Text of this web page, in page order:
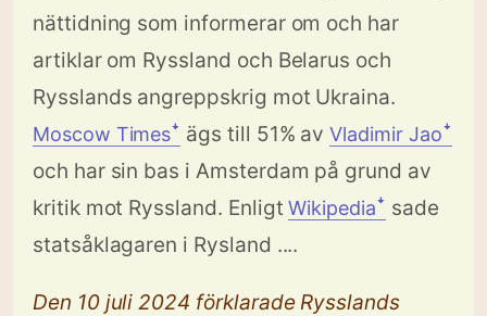
nättidning som informerar om och har
artiklar om Ryssland och Belarus och
Rysslands angreppskrig mot Ukraina.
Moscow Timesꜜ ägs till 51% avVladimir Jaoꜜ
och har sin bas i Amsterdam på grund av
kritik mot Ryssland. EnligtWikipediaꜜ sade
statsåklagaren i Rysland ....
Den 10 juli 2024 förklarade Rysslands